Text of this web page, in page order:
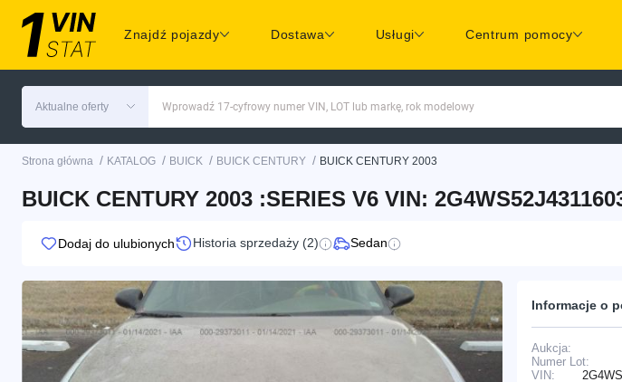
Znajdź pojazdy Dostawa Usługi Centrum pomocy
Aktualne oferty Wprowadź 17-cyfrowy numer VIN, LOT lub markę, rok modelowy
Strona główna / KATALOG / BUICK / BUICK CENTURY / BUICK CENTURY 2003
BUICK CENTURY 2003 :SERIES V6 VIN:
Dodaj do ulubionych Historia sprzedaży (2) Sedan
Informacje o
Aukcja:
Numer Lot:
VIN: